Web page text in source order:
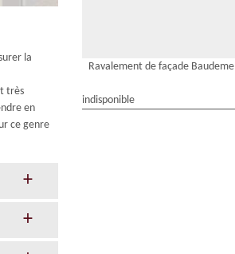
la
très
en
ce genre
Ravalement de façade
indisponible